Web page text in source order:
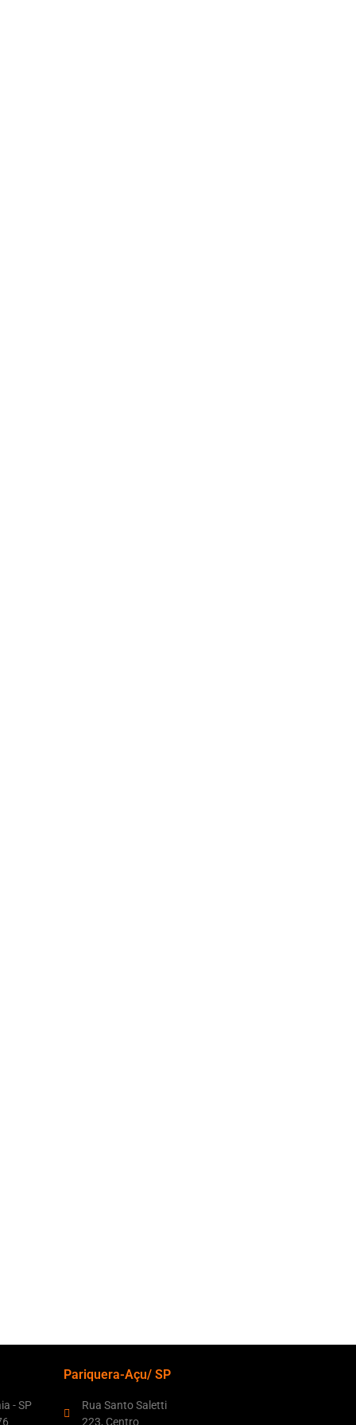
- SP
Pariquera-Açu/ SP
Rua Santo Saletti
223, Centro